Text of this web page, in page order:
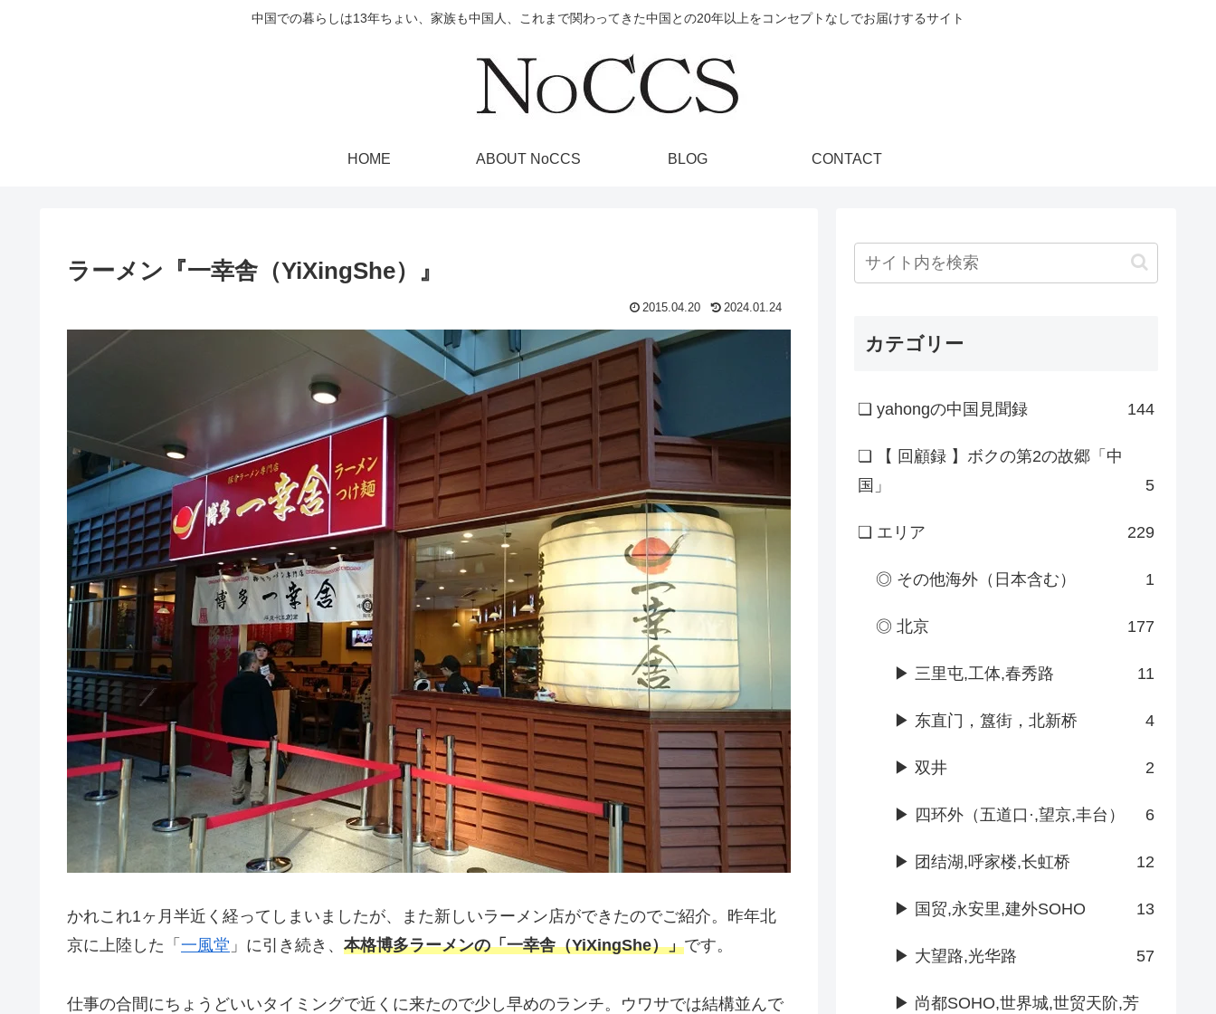
中国での暮らしは13年ちょい、家族も中国人、これまで関わってきた中国との20年以上をコンセプトなしでお届けするサイト
HOME ABOUT NoCCS BLOG CONTACT
ラーメン『一幸舎（YiXingShe）』
2015.04.20 2024.01.24
かれこれ1ヶ月半近く経ってしまいましたが、また新しいラーメン店ができたのでご紹介。昨年北
京に上陸した「 一風堂 」に引き続き、 本格博多ラーメンの「一幸舎（YiXingShe）」です。
仕事の合間にちょうどいいタイミングで近くに来たので少し早めのランチ。ウワサでは結構並んで
カテゴリー
❏ yahongの中国見聞録 144
❏ 【 回顧録 】ボクの第2の故郷「中
国」
5
❏ エリア 229
◎ その他海外（日本含む） 1
◎ 北京 177
▶ 三里屯,工体,春秀路 11
▶ 东直门，簋街，北新桥 4
▶ 双井 2
▶ 四环外（五道口·,望京,丰台） 6
▶ 团结湖,呼家楼,长虹桥 12
▶ 国贸,永安里,建外SOHO 13
▶ 大望路,光华路 57
▶ 尚都SOHO,世界城,世贸天阶,芳